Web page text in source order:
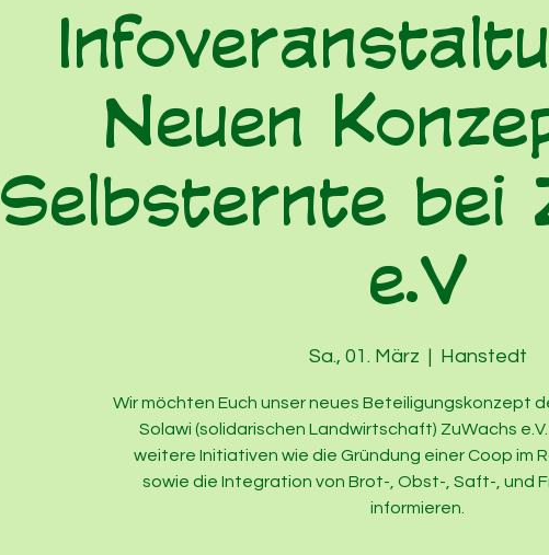
Neuen
Selbsternte bei
e.V
Sa., 01. März
  |
Hanstedt
Wir möchten Euch unser neues Beteiligungskonzept
Solawi (solidarischen Landwirtschaft) ZuWachs
weitere Initiativen wie die Gründung einer Coop im
sowie die Integration von Brot-, Obst-, Saft-, und
informieren.